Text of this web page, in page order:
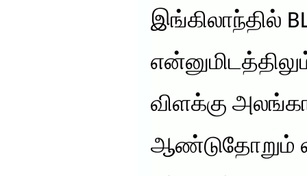
இங்கிலாந்தில்
விளக்கு
ஆண்டுதோறும்